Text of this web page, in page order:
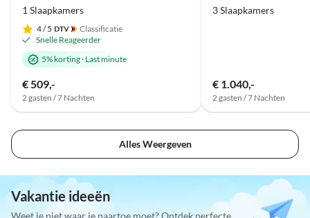
1 Slaapkamers
4/ 5
Classificatie
Snelle Reageerder
5% korting· Last minute
€ 509,-
2 gasten / 7 Nachten
3 Slaapkamers
€ 1.040,-
2 gasten / 7 Nachten
Alles Weergeven
Vakantie ideeën
Weet je niet waar je naartoe moet? Ontdek perfecte